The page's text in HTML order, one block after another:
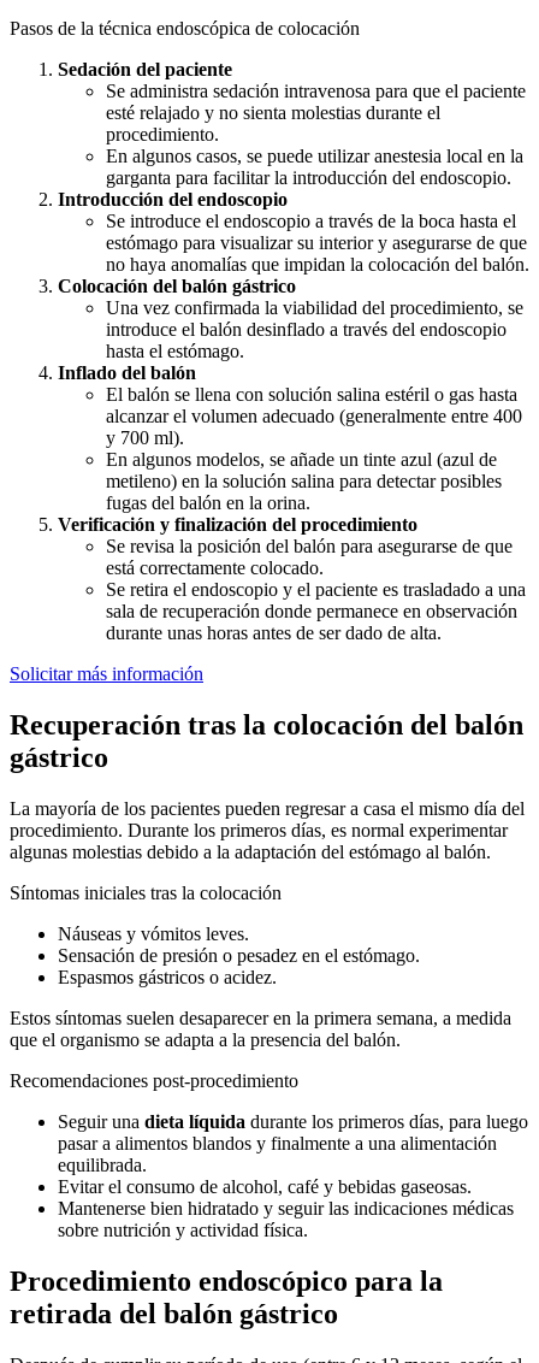
Pasos de la técnica endoscópica de colocación
Sedación del paciente
Se administra sedación intravenosa para que el paciente
esté relajado y no sienta molestias durante el
procedimiento.
En algunos casos, se puede utilizar anestesia local en la
garganta para facilitar la introducción del endoscopio.
Introducción del endoscopio
Se introduce el endoscopio a través de la boca hasta el
estómago para visualizar su interior y asegurarse de que
no haya anomalías que impidan la colocación del balón.
Colocación del balón gástrico
Una vez confirmada la viabilidad del procedimiento, se
introduce el balón desinflado a través del endoscopio
hasta el estómago.
Inflado del balón
El balón se llena con solución salina estéril o gas hasta
alcanzar el volumen adecuado (generalmente entre 400
y 700 ml).
En algunos modelos, se añade un tinte azul (azul de
metileno) en la solución salina para detectar posibles
fugas del balón en la orina.
Verificación y finalización del procedimiento
Se revisa la posición del balón para asegurarse de que
está correctamente colocado.
Se retira el endoscopio y el paciente es trasladado a una
sala de recuperación donde permanece en observación
durante unas horas antes de ser dado de alta.
Solicitar más información
Recuperación tras la colocación del balón
gástrico
La mayoría de los pacientes pueden regresar a casa el mismo día del
procedimiento. Durante los primeros días, es normal experimentar
algunas molestias debido a la adaptación del estómago al balón.
Síntomas iniciales tras la colocación
Náuseas y vómitos leves.
Sensación de presión o pesadez en el estómago.
Espasmos gástricos o acidez.
Estos síntomas suelen desaparecer en la primera semana, a medida
que el organismo se adapta a la presencia del balón.
Recomendaciones post-procedimiento
Seguir una dieta líquida durante los primeros días, para luego
pasar a alimentos blandos y finalmente a una alimentación
equilibrada.
Evitar el consumo de alcohol, café y bebidas gaseosas.
Mantenerse bien hidratado y seguir las indicaciones médicas
sobre nutrición y actividad física.
Procedimiento endoscópico para la
retirada del balón gástrico